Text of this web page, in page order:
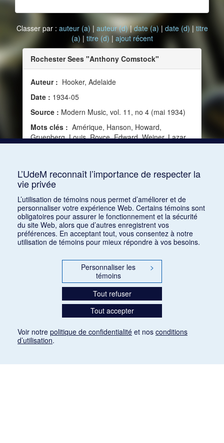
Classer par : auteur (a) | auteur (d)|date (a) | date (d) | titre
(a) | titre (d) | ajout récent
Rochester Sees "Anthony Comstock"
Auteur : Hooker, Adelaide
Date : 1934-05
Source : Modern Music, vol. 11, no 4 (mai 1934)
Mots clés : Amérique, Hanson, Howard,
Gruenberg, Louis, Royce, Edward, Weiner, Lazar,
L’UdeM reconnaît l’importance de respecter la
vie privée
L’utilisation de témoins nous permet d’améliorer et de
personnaliser votre expérience Web. Certains témoins sont
obligatoires pour assurer le fonctionnement et la sécurité
du site Web, alors que d’autres enregistrent vos
préférences. En acceptant tout, vous consentez à notre
utilisation de témoins pour mieux répondre à vos besoins.
Personnaliser les
témoins
>
Tout refuser
Tout accepter
Voir notre politique de confidentialité et nos conditions
d’utilisation.